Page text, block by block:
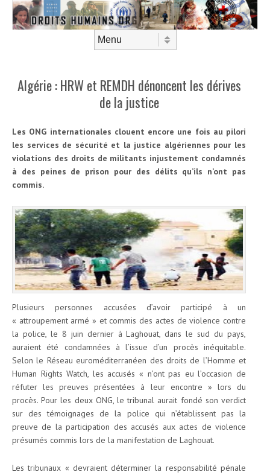
Algérie : HRW et REMDH dénoncent les dérives
de la justice
Les ONG internationales clouent encore une fois au pilori
les services de sécurité et la justice algériennes pour les
violations des droits de militants injustement condamnés
à des peines de prison pour des délits qu’ils n’ont pas
commis.
Plusieurs personnes accusées d’avoir participé à un
« attroupement armé » et commis des actes de violence contre
la police, le 8 juin dernier à Laghouat, dans le sud du pays,
auraient été condamnées à l’issue d’un procès inéquitable.
Selon le Réseau euroméditerranéen des droits de l’Homme et
Human Rights Watch, les accusés « n’ont pas eu l’occasion de
réfuter les preuves présentées à leur encontre » lors du
procès. Pour les deux ONG, le tribunal aurait fondé son verdict
sur des témoignages de la police qui n’établissent pas la
preuve de la participation des accusés aux actes de violence
présumés commis lors de la manifestation de Laghouat.
Les tribunaux « devraient déterminer la responsabilité pénale